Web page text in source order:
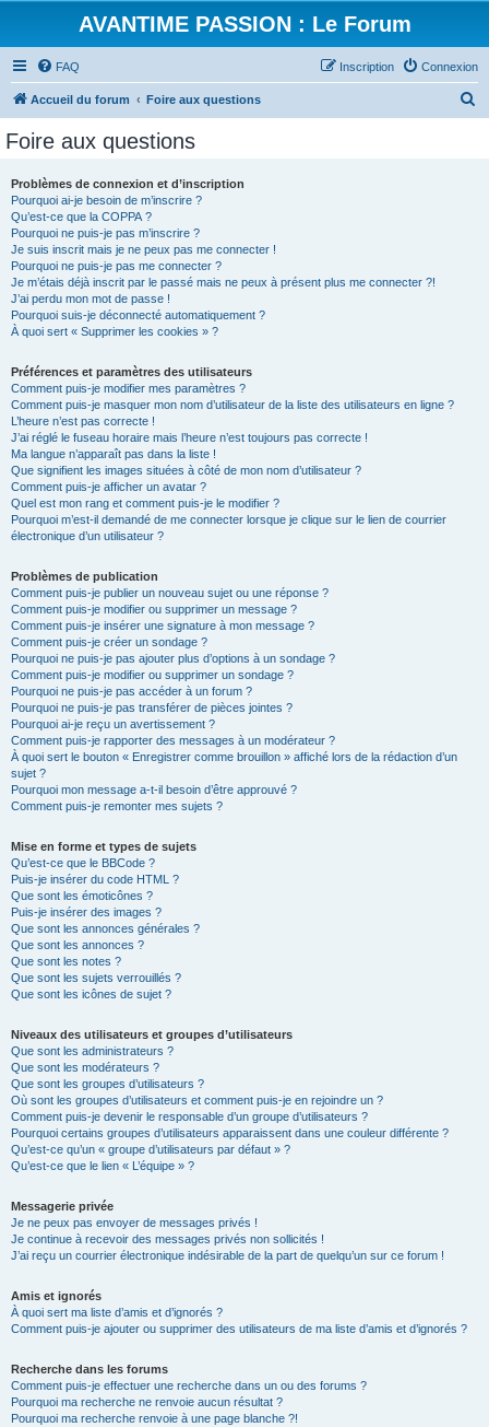
AVANTIME PASSION : Le Forum
FAQ Connexion
Inscription
Accueil du forum Foire aux questions
Foire aux questions
Problèmes de connexion et d’inscription
Pourquoi ai-je besoin de m’inscrire ?
Qu’est-ce que la COPPA ?
Pourquoi ne puis-je pas m’inscrire ?
Je suis inscrit mais je ne peux pas me connecter !
Pourquoi ne puis-je pas me connecter ?
Je m’étais déjà inscrit par le passé mais ne peux à présent plus me connecter ?!
J’ai perdu mon mot de passe !
Pourquoi suis-je déconnecté automatiquement ?
À quoi sert « Supprimer les cookies » ?
Préférences et paramètres des utilisateurs
Comment puis-je modifier mes paramètres ?
Comment puis-je masquer mon nom d’utilisateur de la liste des utilisateurs en ligne ?
L’heure n’est pas correcte !
J’ai réglé le fuseau horaire mais l’heure n’est toujours pas correcte !
Ma langue n’apparaît pas dans la liste !
Que signifient les images situées à côté de mon nom d’utilisateur ?
Comment puis-je afficher un avatar ?
Quel est mon rang et comment puis-je le modifier ?
Pourquoi m’est-il demandé de me connecter lorsque je clique sur le lien de courrier
électronique d’un utilisateur ?
Problèmes de publication
Comment puis-je publier un nouveau sujet ou une réponse ?
Comment puis-je modifier ou supprimer un message ?
Comment puis-je insérer une signature à mon message ?
Comment puis-je créer un sondage ?
Pourquoi ne puis-je pas ajouter plus d’options à un sondage ?
Comment puis-je modifier ou supprimer un sondage ?
Pourquoi ne puis-je pas accéder à un forum ?
Pourquoi ne puis-je pas transférer de pièces jointes ?
Pourquoi ai-je reçu un avertissement ?
Comment puis-je rapporter des messages à un modérateur ?
À quoi sert le bouton « Enregistrer comme brouillon » affiché lors de la rédaction d’un
sujet ?
Pourquoi mon message a-t-il besoin d’être approuvé ?
Comment puis-je remonter mes sujets ?
Mise en forme et types de sujets
Qu’est-ce que le BBCode ?
Puis-je insérer du code HTML ?
Que sont les émoticônes ?
Puis-je insérer des images ?
Que sont les annonces générales ?
Que sont les annonces ?
Que sont les notes ?
Que sont les sujets verrouillés ?
Que sont les icônes de sujet ?
Niveaux des utilisateurs et groupes d’utilisateurs
Que sont les administrateurs ?
Que sont les modérateurs ?
Que sont les groupes d’utilisateurs ?
Où sont les groupes d’utilisateurs et comment puis-je en rejoindre un ?
Comment puis-je devenir le responsable d’un groupe d’utilisateurs ?
Pourquoi certains groupes d’utilisateurs apparaissent dans une couleur différente ?
Qu’est-ce qu’un « groupe d’utilisateurs par défaut » ?
Qu’est-ce que le lien « L’équipe » ?
Messagerie privée
Je ne peux pas envoyer de messages privés !
Je continue à recevoir des messages privés non sollicités !
J’ai reçu un courrier électronique indésirable de la part de quelqu’un sur ce forum !
Amis et ignorés
À quoi sert ma liste d’amis et d’ignorés ?
Comment puis-je ajouter ou supprimer des utilisateurs de ma liste d’amis et d’ignorés ?
Recherche dans les forums
Comment puis-je effectuer une recherche dans un ou des forums ?
Pourquoi ma recherche ne renvoie aucun résultat ?
Pourquoi ma recherche renvoie à une page blanche ?!